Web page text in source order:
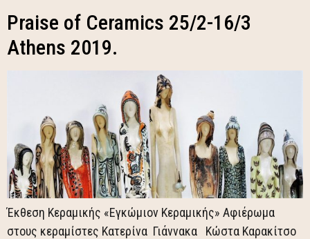
Praise of Ceramics 25/2-16/3
Athens 2019.
Έκθεση Κεραμικής «Εγκώμιον Κεραμικής» Αφιέρωμα
στους κεραμίστες Κατερίνα Γιάννακα Κώστα Καρακίτσο